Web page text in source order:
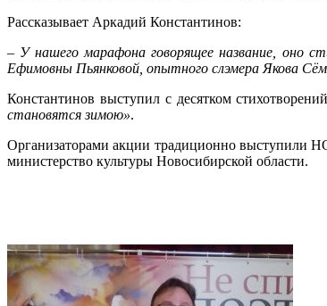
Рассказывает Аркадий Константинов:
– У нашего марафона говорящее название, оно
Ефимовны Пьянковой, опытного слэмера Якова
Константинов выступил с десятком
становятся зимою».
Организаторами акции традиционно выступили
министерство культуры Новосибирской области.